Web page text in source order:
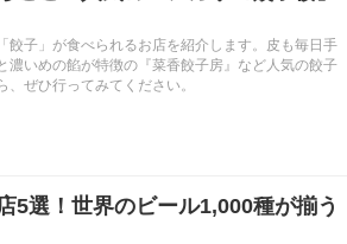
子」が食べられるお店を紹介します。皮も毎日手
いめの餡が特徴の『菜香餃子房』など人気の餃子
ぜひ行ってみてください。
5選！世界のビール1,000種が揃う